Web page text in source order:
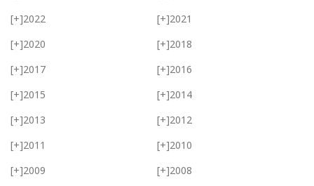
[+]2022 [+]2021
[+]2020 [+]2018
[+]2017 [+]2016
[+]2015 [+]2014
[+]2013 [+]2012
[+]2011 [+]2010
[+]2009 [+]2008